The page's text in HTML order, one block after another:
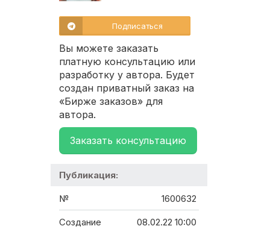
Подписаться
Вы можете заказать
платную консультацию или
разработку у автора. Будет
создан приватный заказ на
«Бирже заказов» для
автора.
Заказать консультацию
Публикация:
№ 1600632
Создание 08.02.22 10:00